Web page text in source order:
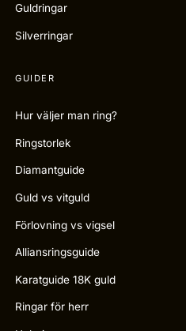
Guldringar
Silverringar
GUIDER
Hur väljer man ring?
Ringstorlek
Diamantguide
Guld vs vitguld
Förlovning vs vigsel
Alliansringsguide
Karatguide 18K guld
Ringar för herr